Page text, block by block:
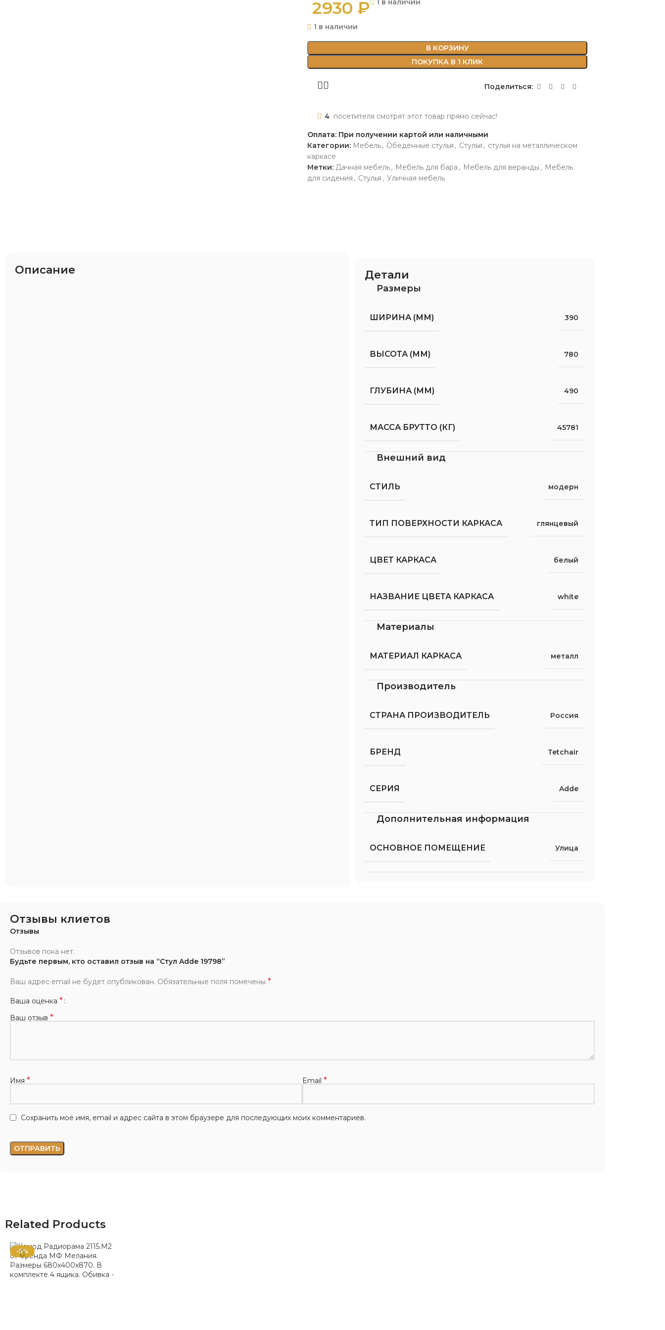
2930 ₽
1 в наличии
В КОРЗИНУ
ПОКУПКА В 1 КЛИК
Поделиться:
4 посетителя смотрят этот товар прямо сейчас!
Оплата: При получении картой или наличными
Категории: Мебель, Обеденные стулья , Стулья , стулья на металлическом
каркасе
Метки: Дачная мебель, Мебель для бара , Мебель для веранды , Мебель
для сидения , Стулья , Уличная мебель
Описание Детали
Размеры
ШИРИНА (ММ) 390
ВЫСОТА (ММ) 780
ГЛУБИНА (ММ) 490
МАССА БРУТТО (КГ) 45781
Внешний вид
СТИЛЬ модерн
ТИП ПОВЕРХНОСТИ КАРКАСА глянцевый
ЦВЕТ КАРКАСА белый
НАЗВАНИЕ ЦВЕТА КАРКАСА white
Материалы
МАТЕРИАЛ КАРКАСА металл
Производитель
СТРАНА ПРОИЗВОДИТЕЛЬ Россия
БРЕНД Tetchair
СЕРИЯ Adde
Дополнительная информация
ОСНОВНОЕ ПОМЕЩЕНИЕ Улица
Отзывы клиетов
Отзывы
Отзывов пока нет.
Будьте первым, кто оставил отзыв на “Стул Adde 19798”
Ваш адрес email не будет опубликован. Обязательные поля помечены *
Ваша оценка *
Ваш отзыв *
Имя * Email *
Сохранить моё имя, email и адрес сайта в этом браузере для последующих моих комментариев.
Related Products
-5%